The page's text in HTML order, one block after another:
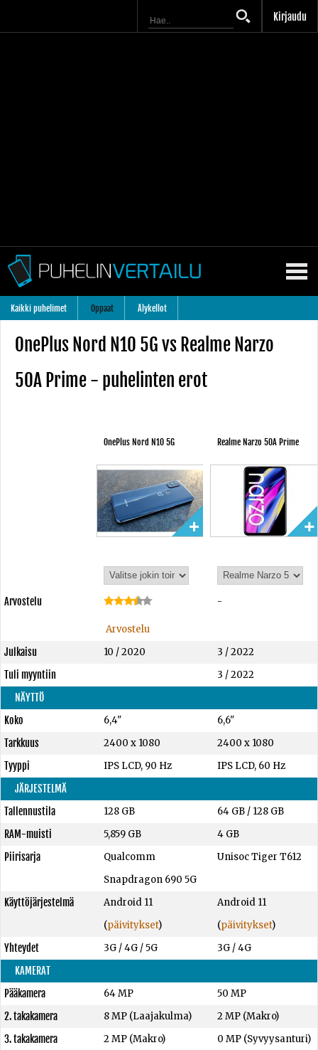
Kirjaudu
Kaikki puhelimet Oppaat Älykellot
OnePlus Nord N10 5G vs Realme Narzo
50A Prime - puhelinten erot
OnePlus Nord N10 5G Realme Narzo 50A Prime
Arvostelu
Arvostelu
-
Julkaisu 10 / 2020
3 / 2022
Tuli myyntiin
3 / 2022
NÄYTTÖ
Koko
6,4"
6,6"
Tarkkuus
2400 x 1080
2400 x 1080
Tyyppi
IPS LCD, 90 Hz
IPS LCD, 60 Hz
JÄRJESTELMÄ
Tallennustila
128 GB 64 GB / 128 GB
RAM-muisti
5,859 GB
4 GB
Piirisarja
Qualcomm
Snapdragon 690 5G
Unisoc Tiger T612
Käyttöjärjestelmä
Android 11
(päivitykset)
Android 11
(päivitykset)
Yhteydet
3G / 4G / 5G
3G / 4G
KAMERAT
Pääkamera
64 MP
50 MP
2. takakamera
8 MP (Laajakulma)
2 MP (Makro)
3. takakamera
2 MP (Makro)
0 MP (Syvyysanturi)